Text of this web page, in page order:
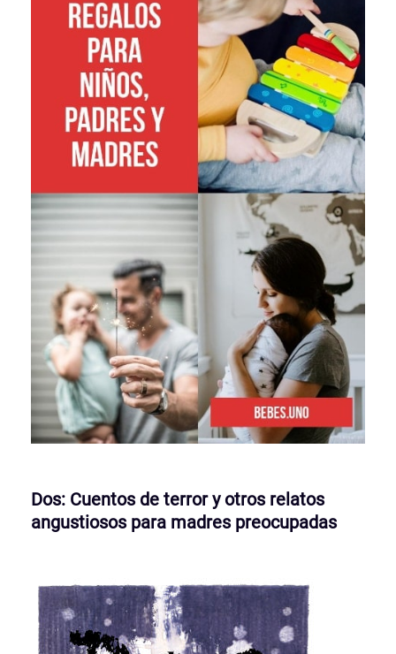
Dos: Cuentos de terror y otros relatos
angustiosos para madres preocupadas